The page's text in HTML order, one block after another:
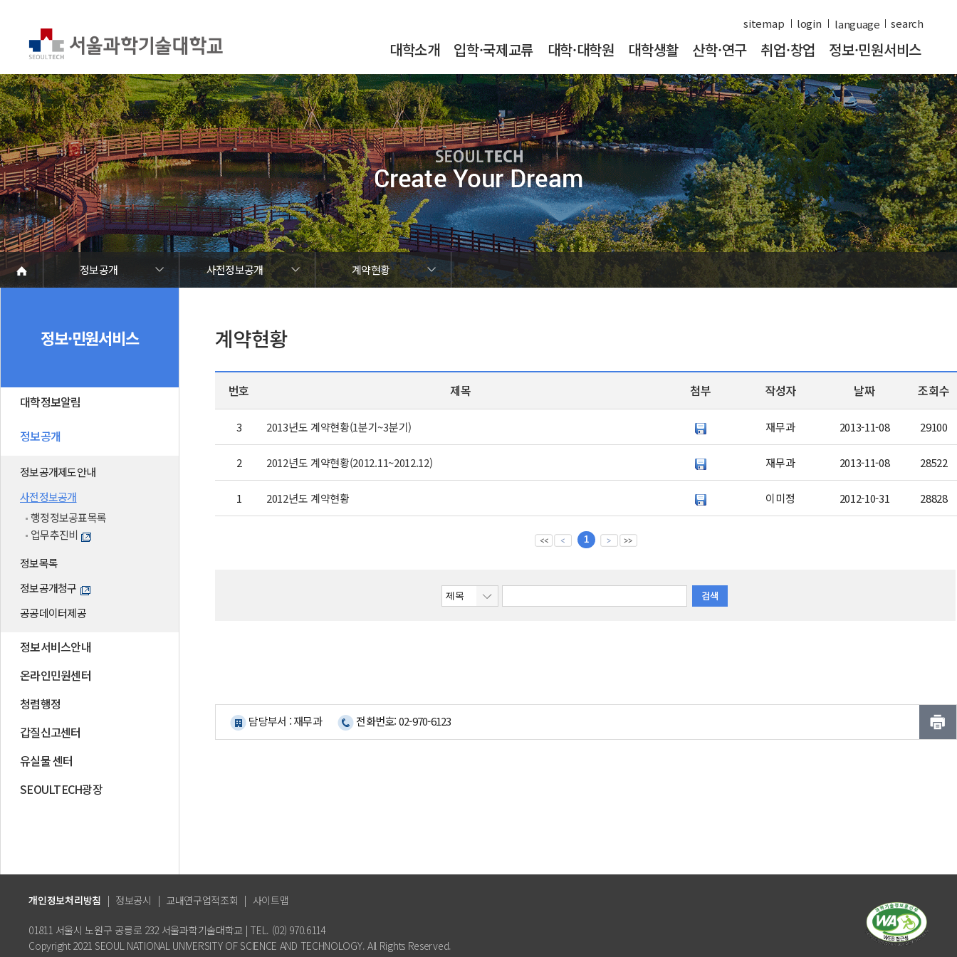
sitemap login search
대학소개 입학·국제교류 대학·대학원 대학생활 산학·연구 취업·창업 정보·민원서비스
정보공개
대학정보알림
정보공개
정보서비스안내
온라인민원센터
청렴행정
갑질신고센터
유실물 센터
SEOULTECH광장
사전정보공개
정보공개제도안내
사전정보공개
정보목록
정보공개청구
공공데이터제공
계약현황
행정정보공표목록
업무추진비
정보·민원서비스
대학정보알림
정보공개
정보공개제도안내
사전정보공개
행정정보공표목록
업무추진비
정보목록
정보공개청구
공공데이터제공
정보서비스안내
온라인민원센터
청렴행정
갑질신고센터
유실물 센터
SEOULTECH광장
계약현황
번호 제목 첨부 작성자 날짜 조회수
3 2013년도 계약현황(1분기~3분기) 재무과 2013-11-08 29100
2 2012년도 계약현황(2012.11~2012.12) 재무과 2013-11-08 28522
1 2012년도 계약현황 이미정 2012-10-31 28828
1
담당부서 : 재무과 전화번호: 02-970-6123
개인정보처리방침 | 정보공시 | 교내연구업적조회 | 사이트맵
01811 서울시 노원구 공릉로 232 서울과학기술대학교 | TEL. (02) 970.6114
Copyright 2021 SEOUL NATIONAL UNIVERSITY OF SCIENCE AND TECHNOLOGY. All Rights Reserved.